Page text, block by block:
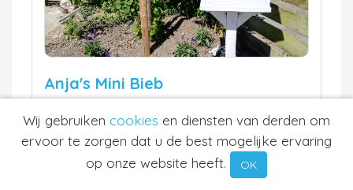
Anja's Mini Bieb
Bitgummole
29.4 km
Waardering:
Wij gebruiken cookies en diensten van derden om
ervoor te zorgen dat u de best mogelijke ervaring
op onze website heeft.
OK